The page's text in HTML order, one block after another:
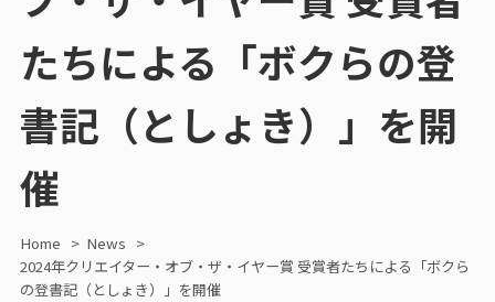
たちによる「ボクらの登
書記（としょき）」を開
催
Home
News
2024年クリエイター・オブ・ザ・イヤー賞 受賞者たちによる「ボクら
の登書記（としょき）」を開催